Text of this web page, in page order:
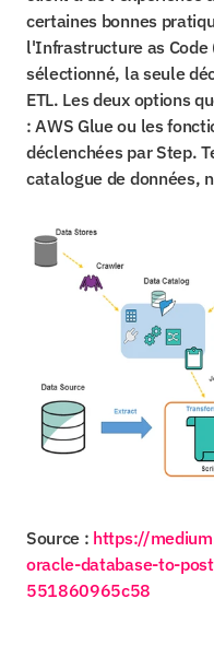
certaines bonnes
l'Infrastructure as Code
sélectionné, la seule
ETL. Les deux options
: AWS Glue ou les
déclenchées par Step.
catalogue de données,
Source : https://
oracle-database-to-
551860965c58